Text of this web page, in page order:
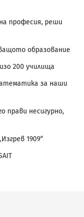
професия, реши
образование
200 училища
за наши
прави несигурно,
1909“